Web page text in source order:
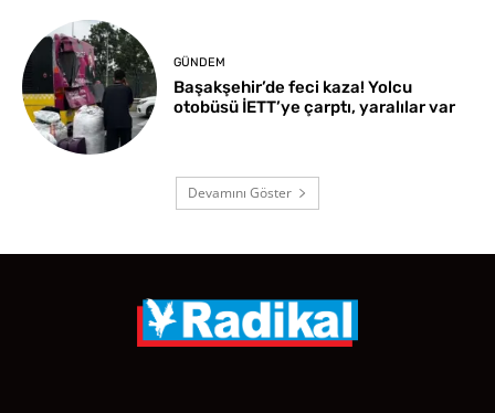
GÜNDEM
Başakşehir’de feci kaza! Yolcu
otobüsü İETT’ye çarptı, yaralılar var
Devamını Göster